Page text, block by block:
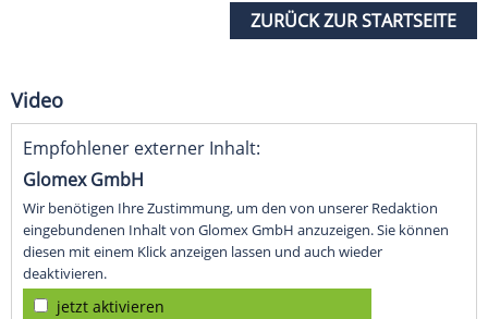
ZURÜCK ZUR STARTSEITE
Video
Empfohlener externer Inhalt:
Glomex GmbH
Wir benötigen Ihre Zustimmung, um den von unserer Redaktion
eingebundenen Inhalt von Glomex GmbH anzuzeigen. Sie können
diesen mit einem Klick anzeigen lassen und auch wieder
deaktivieren.
jetzt aktivieren